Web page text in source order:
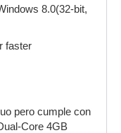
8.0(32-bit,
faster
pero cumple con
Core 4GB